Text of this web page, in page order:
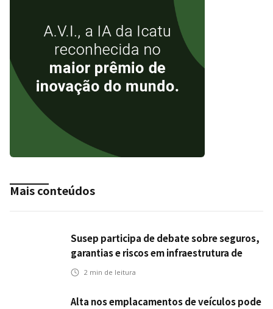
Mais conteúdos
Susep participa de debate sobre seguros,
garantias e riscos em infraestrutura de
transportes
2 min de leitura
Alta nos emplacamentos de veículos pode